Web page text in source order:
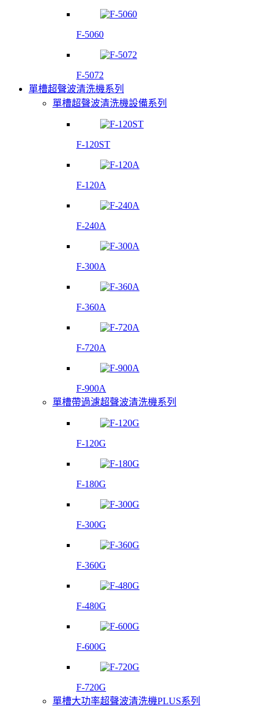
F-5060
F-5072
單槽超聲波清洗機系列
單槽超聲波清洗機設備系列
F-120ST
F-120A
F-240A
F-300A
F-360A
F-720A
F-900A
單槽帶過濾超聲波清洗機系列
F-120G
F-180G
F-300G
F-360G
F-480G
F-600G
F-720G
單槽大功率超聲波清洗機PLUS系列